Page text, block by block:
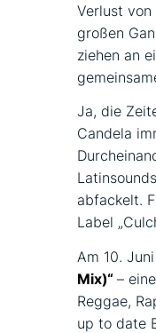
Verlust
großen
ziehen an
Ja, die
Candela
abfackelt.
Label
Am 10.
Mix)“ –
Reggae,
up to date